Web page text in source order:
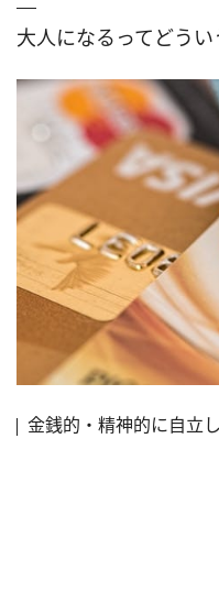
大人になるってどうい
金銭的・精神的に自立